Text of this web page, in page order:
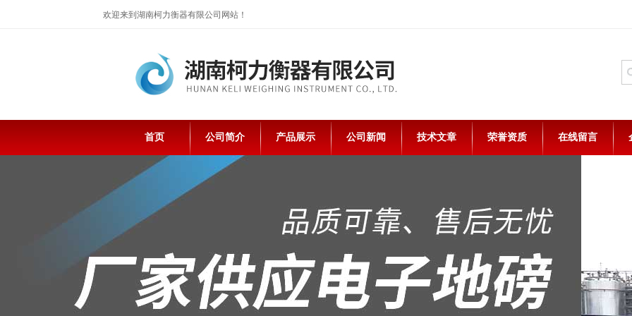
欢迎来到湖南柯力衡器有限公司网站！
首页 公司简介 产品展示 公司新闻 技术文章 荣誉资质 在线留言